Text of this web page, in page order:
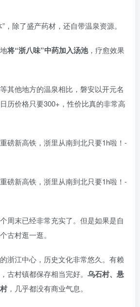
，除了盛产药材，还自带温泉资源。
将“浙八味”中药加入汤池，疗愈效果
其他地方的温泉相比，磐安以开元名
历价格只要300+，性价比真的非常高
周末已经非常充实了。但是如果是自
古村逛一逛。
浙江中心，历史文化非常悠久。有赖
古村镇都保存相当完好。 乌石村、悬
，几乎都没有商业气息。